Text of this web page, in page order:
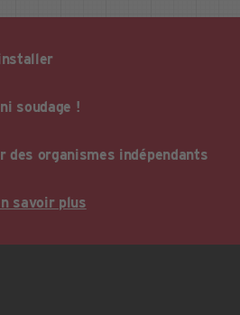
soudage !
des organismes indépendants
savoir plus